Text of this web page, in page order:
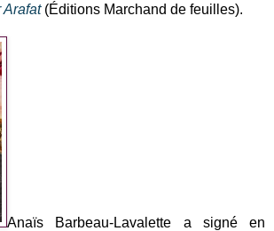
Arafat(Éditions Marchand de feuilles).
Anaïs Barbeau-Lavalette a signé en